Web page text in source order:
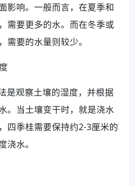
影响。一般而言，在夏季和
需要更多的水。而在冬季或
需要的水量则较少。
是观察土壤的湿度，并根据
。当土壤变干时，就是浇水
四季桂需要保持约2-3厘米的
浇水。